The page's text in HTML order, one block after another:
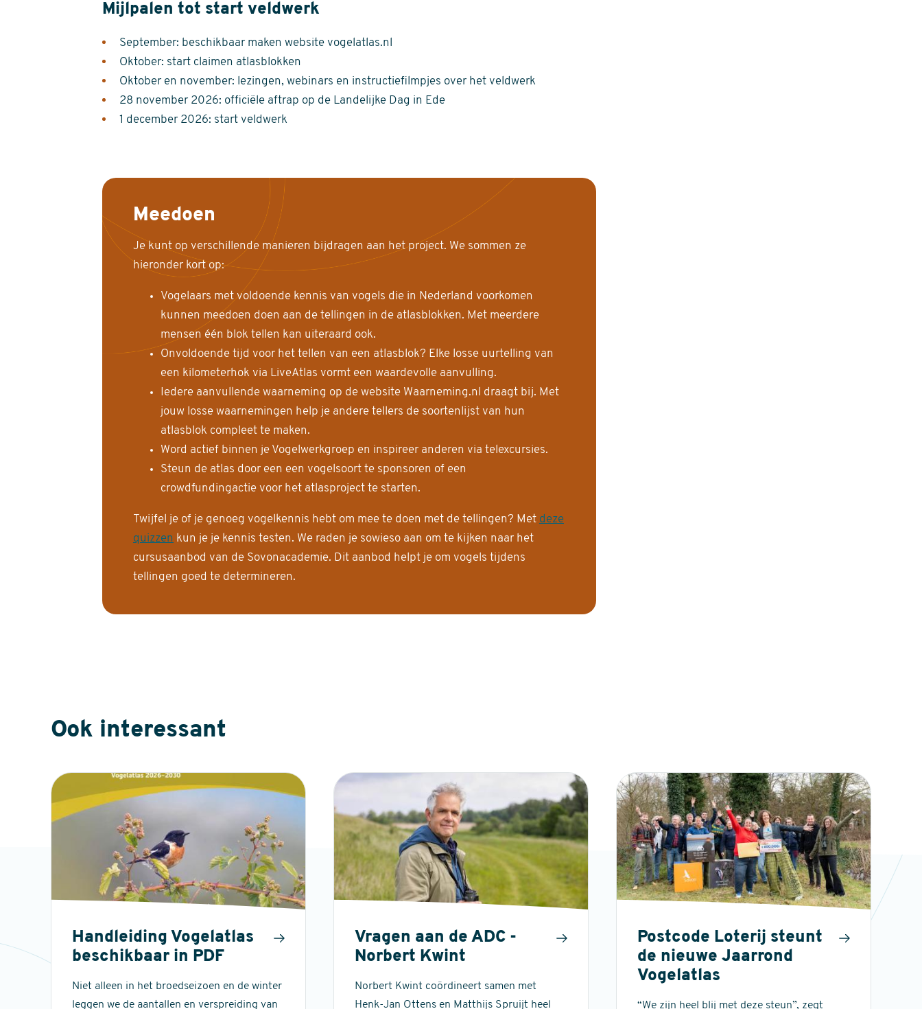
Mijlpalen tot start veldwerk
September: beschikbaar maken website vogelatlas.nl
Oktober: start claimen atlasblokken
Oktober en november: lezingen, webinars en instructiefilmpjes over het veldwerk
28 november 2026: officiële aftrap op de Landelijke Dag in Ede
1 december 2026: start veldwerk
Meedoen
Je kunt op verschillende manieren bijdragen aan het project. We sommen ze
hieronder kort op:
Vogelaars met voldoende kennis van vogels die in Nederland voorkomen
kunnen meedoen doen aan de tellingen in de atlasblokken. Met meerdere
mensen één blok tellen kan uiteraard ook.
Onvoldoende tijd voor het tellen van een atlasblok? Elke losse uurtelling van
een kilometerhok via LiveAtlas vormt een waardevolle aanvulling.
Iedere aanvullende waarneming op de website Waarneming.nl draagt bij. Met
jouw losse waarnemingen help je andere tellers de soortenlijst van hun
atlasblok compleet te maken.
Word actief binnen je Vogelwerkgroep en inspireer anderen via telexcursies.
Steun de atlas door een een vogelsoort te sponsoren of een
crowdfundingactie voor het atlasproject te starten.
Twijfel je of je genoeg vogelkennis hebt om mee te doen met de tellingen? Met deze
quizzen kun je je kennis testen. We raden je sowieso aan om te kijken naar het
cursusaanbod van de Sovonacademie. Dit aanbod helpt je om vogels tijdens
tellingen goed te determineren.
Ook interessant
Handleiding Vogelatlas
beschikbaar in PDF
Niet alleen in het broedseizoen en de winter
leggen we de aantallen en verspreiding van
Vragen aan de ADC -
Norbert Kwint
Norbert Kwint coördineert samen met
Henk-Jan Ottens en Matthijs Spruijt heel
Postcode Loterij steunt
de nieuwe Jaarrond
Vogelatlas
“We zijn heel blij met deze steun”, zegt